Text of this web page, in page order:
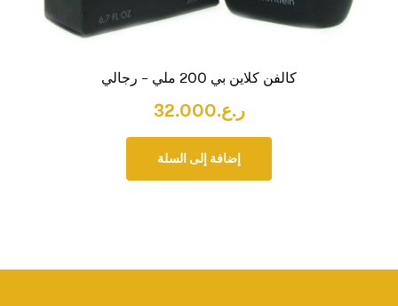
كالفن كلاين بي 200 ملي – رجالي
ر.ع.32.000
إضافة إلى السلة